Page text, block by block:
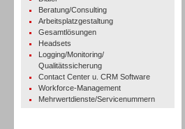
Beratung/Consulting
Arbeitsplatzgestaltung
Gesamtlösungen
Headsets
Logging/Monitoring/
Qualitätssicherung
Contact Center u. CRM Software
Workforce-Management
Mehrwertdienste/Servicenummern